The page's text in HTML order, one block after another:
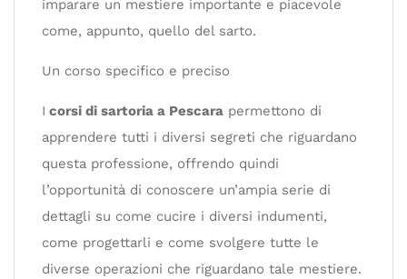
imparare un mestiere importante e piacevole
come, appunto, quello del sarto.
Un corso specifico e preciso
I corsi di sartoria a Pescara permettono di
apprendere tutti i diversi segreti che riguardano
questa professione, offrendo quindi
l’opportunità di conoscere un’ampia serie di
dettagli su come cucire i diversi indumenti,
come progettarli e come svolgere tutte le
diverse operazioni che riguardano tale mestiere.